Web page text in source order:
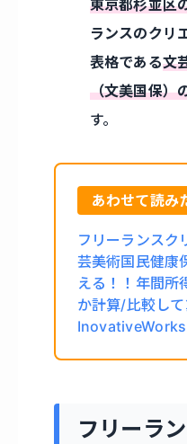
東京都杉並区
ランスのクリ
表格である文
（文美国保）
す。
あわせて読み
フリーランスク
芸美術国民健康
える！！年間所
か計算/比較して
フリーラ